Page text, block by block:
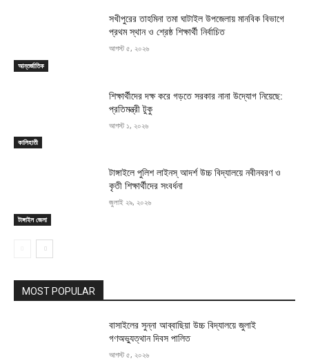
আন্তর্জাতিক
সখীপুরের তাহমিনা তমা ঘাটাইল উপজেলায় মানবিক বিভাগে
প্রথম স্থান ও শ্রেষ্ঠ শিক্ষার্থী নির্বাচিত
আগস্ট ৫, ২০২৬
কালিহাতী
শিক্ষার্থীদের দক্ষ করে গড়তে সরকার নানা উদ্যোগ নিয়েছে:
প্রতিমন্ত্রী টুকু
আগস্ট ১, ২০২৬
টাঙ্গাইল জেলা
টাঙ্গাইলে পুলিশ লাইনস্ আদর্শ উচ্চ বিদ্যালয়ে নবীনবরণ ও
কৃতী শিক্ষার্থীদের সংবর্ধনা
জুলাই ২৯, ২০২৬
MOST POPULAR
বাসাইলের সুন্না আব্বাছিয়া উচ্চ বিদ্যালয়ে জুলাই
গণঅভ্যুত্থান দিবস পালিত
আগস্ট ৫, ২০২৬